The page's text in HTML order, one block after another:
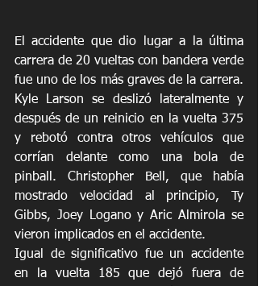
El accidente que dio lugar a la última
carrera de 20 vueltas con bandera verde
fue uno de los más graves de la carrera.
Kyle Larson se deslizó lateralmente y
después de un reinicio en la vuelta 375
y rebotó contra otros vehículos que
corrían delante como una bola de
pinball. Christopher Bell, que había
mostrado velocidad al principio, Ty
Gibbs, Joey Logano y Aric Almirola se
vieron implicados en el accidente.
Igual de significativo fue un accidente
en la vuelta 185 que dejó fuera de